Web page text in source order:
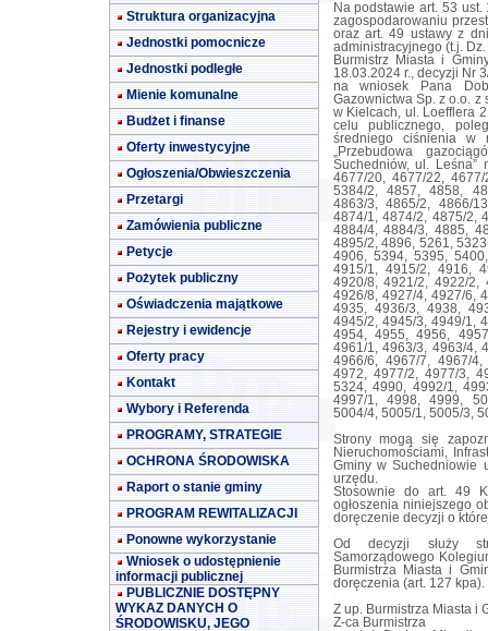
Struktura organizacyjna
Jednostki pomocnicze
Jednostki podległe
Mienie komunalne
Budżet i finanse
Oferty inwestycyjne
Ogłoszenia/Obwieszczenia
Przetargi
Zamówienia publiczne
Petycje
Pożytek publiczny
Oświadczenia majątkowe
Rejestry i ewidencje
Oferty pracy
Kontakt
Wybory i Referenda
PROGRAMY, STRATEGIE
OCHRONA ŚRODOWISKA
Raport o stanie gminy
PROGRAM REWITALIZACJI
Ponowne wykorzystanie
Wniosek o udostępnienie
informacji publicznej
PUBLICZNIE DOSTĘPNY
WYKAZ DANYCH O
ŚRODOWISKU, JEGO
Na podstawie art. 53
zagospodarowaniu
oraz art. 49 ustawy z
administracyjnego (t.j.
Burmistrz Miasta i
18.03.2024 r., decyzji Nr
na wniosek Pana
Gazownictwa Sp. z o.o. z
w Kielcach, ul. Loefflera
celu publicznego,
średniego ciśnienia w
„Przebudowa
Suchedniów, ul. Leśna”
4677/20, 4677/22,
5384/2, 4857, 4858,
4863/3, 4865/2, 4866/
4874/1, 4874/2, 4875/2,
4884/4, 4884/3, 4885,
4895/2, 4896, 5261,
4906, 5394, 5395,
4915/1, 4915/2, 4916,
4920/8, 4921/2, 4922/2,
4926/8, 4927/4, 4927/6,
4935, 4936/3, 4938,
4945/2, 4945/3, 4949/1,
4954, 4955, 4956,
4961/1, 4963/3, 4963/4,
4966/6, 4967/7, 4967/
4972, 4977/2, 4977/3,
5324, 4990, 4992/1,
4997/1, 4998, 4999,
5004/4, 5005/1, 5005/3,
Strony mogą się
Nieruchomościami,
Gminy w Suchedniowie
urzędu.
Stosownie do art. 49
ogłoszenia niniejszego
doręczenie decyzji o
Od decyzji służy
Samorządowego
Burmistrza Miasta i
doręczenia (art. 127 kpa).
Z up. Burmistrza Miasta i
Z-ca Burmistrza